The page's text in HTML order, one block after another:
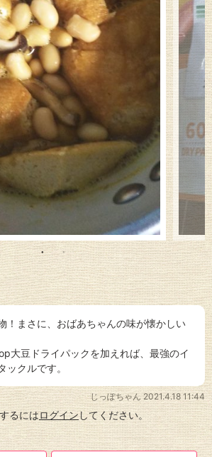
！まさに、おばあちゃんの味が懐かしい
大豆ドライパックを加えれば、最強のイ
ックルです。
じっぽちゃん 2021.4.18 11:44
るにはログインしてください。